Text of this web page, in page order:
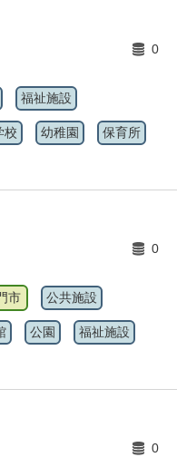
0
福祉施設
校 幼稚園 保育所
0
市 公共施設
公園 福祉施設
0